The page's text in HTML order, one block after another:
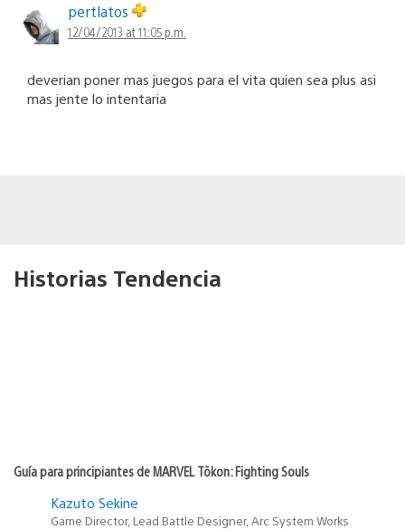
pertlatos
12/04/2013 at 11:05 p.m.
deverian poner mas juegos para el vita quien sea plus asi
mas jente lo intentaria
Historias Tendencia
Guía para principiantes de MARVEL Tōkon: Fighting Souls
Kazuto Sekine
Game Director, Lead Battle Designer, Arc System Works